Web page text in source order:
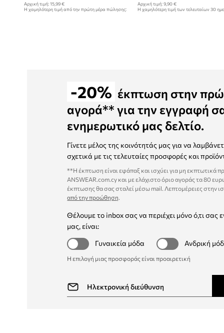
Αρχική τιμή: 15,99 €
Η χαμηλότερη τιμή από την πρώτη μέρα πώλησης:
Αρχική τιμή:9,90 €
Η χαμηλότερη τιμή των τελευταίων 30
-20% έκπτωση στην
αγορά** για την εγγραφή
ενημερωτικό μας δελτίο.
Γίνετε μέλος της κοινότητάς μας για να
σχετικά με τις τελευταίες προσφορές και
**Η έκπτωση είναι εφάπαξ και ισχύει για μη εκπτωτικά
ANSWEAR.com.cy και με ελάχιστο όριο αγοράς τα 80
έκπτωσης θα σας σταλεί μέσω mail. Λεπτομέρειες στην
από την προώθηση
Θέλουμε το inbox σας να περιέχει μόνο ό,τι σας
μας, είναι:
Γυναικεία μόδα
Ανδρική
Η επιλογή μιας προσφοράς είναι προαιρετική